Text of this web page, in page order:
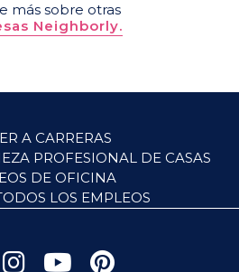
más sobre otras
Neighborly.
A CARRERAS
PROFESIONAL DE CASAS
DE OFICINA
LOS EMPLEOS